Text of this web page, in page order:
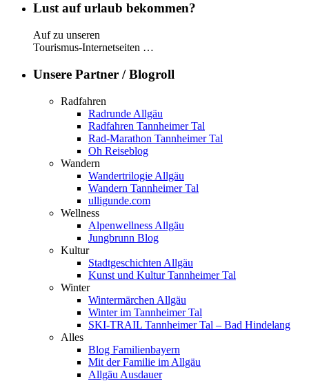
Lust auf urlaub bekommen?
Auf zu unseren
Tourismus-Internetseiten …
Unsere Partner / Blogroll
Radfahren
Radrunde Allgäu
Radfahren Tannheimer Tal
Rad-Marathon Tannheimer Tal
Oh Reiseblog
Wandern
Wandertrilogie Allgäu
Wandern Tannheimer Tal
ulligunde.com
Wellness
Alpenwellness Allgäu
Jungbrunn Blog
Kultur
Stadtgeschichten Allgäu
Kunst und Kultur Tannheimer Tal
Winter
Wintermärchen Allgäu
Winter im Tannheimer Tal
SKI-TRAIL Tannheimer Tal – Bad Hindelang
Alles
Blog Familienbayern
Mit der Familie im Allgäu
Allgäu Ausdauer